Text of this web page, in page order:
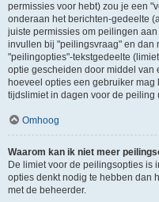
permissies voor hebt) zou je een
onderaan het berichten-gedeelte
juiste permissies om peilingen
invullen bij "peilingsvraag" en dan
"peilingopties"-tekstgedeelte
optie gescheiden door middel van
hoeveel opties een gebruiker
tijdslimiet in dagen voor de
Omhoog
Waarom kan ik niet meer
De limiet voor de peilingsopties is
opties denkt nodig te hebben dan
met de beheerder.